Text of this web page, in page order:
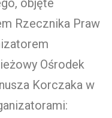
objęte
Rzecznika Praw
Ośrodek
Korczaka w